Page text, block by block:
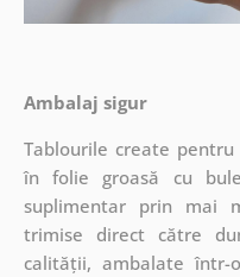
Ambalaj sigur
Tablourile create
în folie groasă cu
suplimentar prin mai
trimise direct către
calității, ambalate într-o